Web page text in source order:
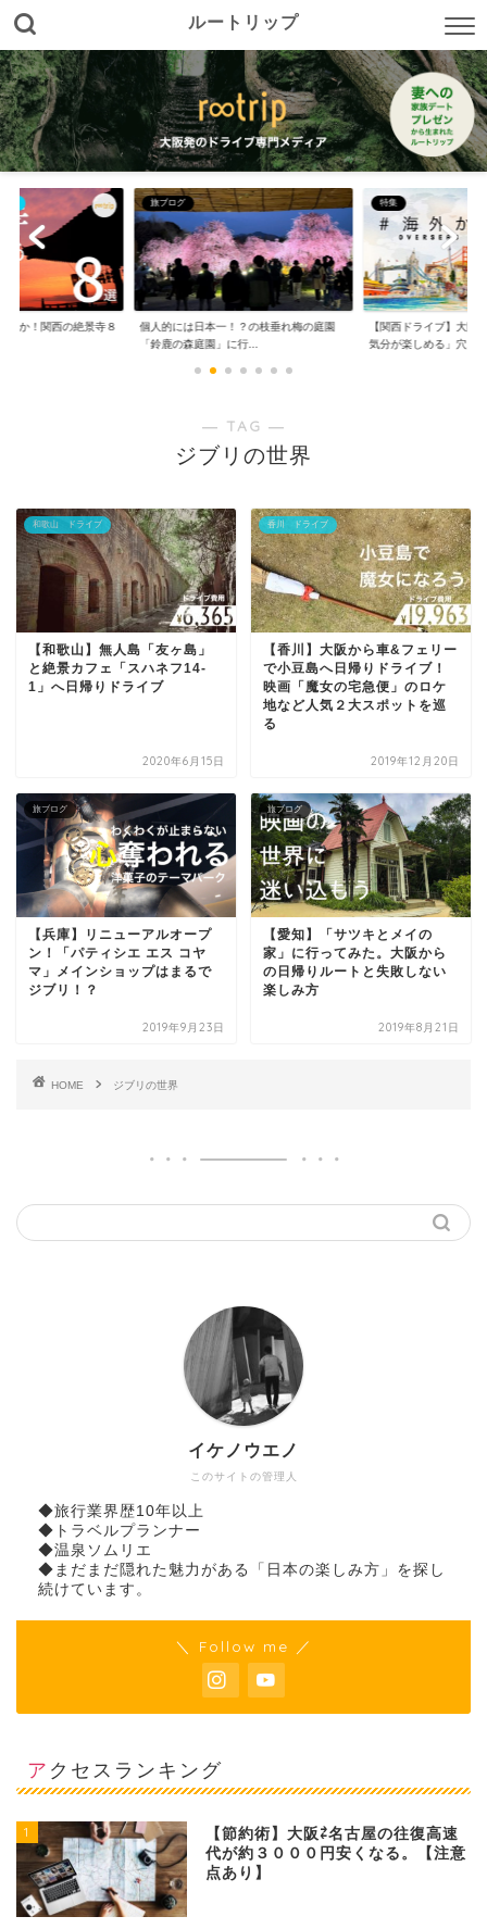
ルートリップ
のか！関西の絶景寺８
旅ブログ
個人的には日本一！？の枝垂れ梅の庭園
「鈴鹿の森庭園」に行...
特集
【関西ドライブ】大阪
気分が楽しめる」穴...
― TAG ―
ジブリの世界
和歌山 ドライブ
【和歌山】無人島「友ヶ島」
と絶景カフェ「スハネフ14-
1」へ日帰りドライブ
2020年6月15日
香川 ドライブ
【香川】大阪から車&フェリー
で小豆島へ日帰りドライブ！
映画「魔女の宅急便」のロケ
地など人気２大スポットを巡
る
2019年12月20日
旅ブログ
【兵庫】リニューアルオープ
ン！「パティシエ エス コヤ
マ」メインショップはまるで
ジブリ！？
2019年9月23日
旅ブログ
【愛知】「サツキとメイの
家」に行ってみた。大阪から
の日帰りルートと失敗しない
楽しみ方
2019年8月21日
HOME ジブリの世界
このサイトの管理人
イケノウエノ
◆旅行業界歴10年以上
◆トラベルプランナー
◆温泉ソムリエ
◆まだまだ隠れた魅力がある「日本の楽しみ方」を探し
続けています。
＼ Follow me ／
アクセスランキング
1
【節約術】大阪⇄名古屋の往復高速
代が約３０００円安くなる。【注意
点あり】